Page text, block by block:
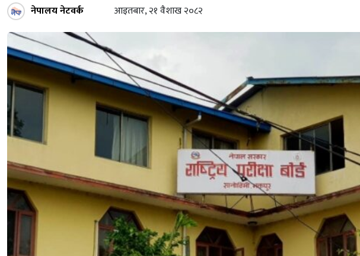
नेपालय नेटवर्क आइतबार, २१ वैशाख २०८२